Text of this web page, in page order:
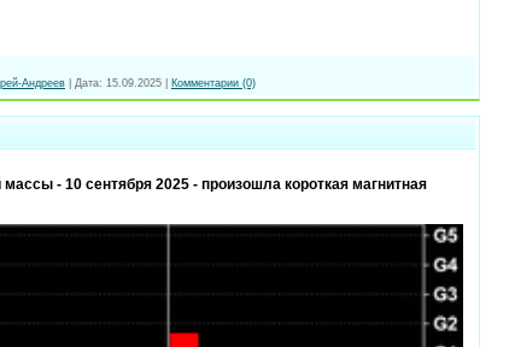
Андреев Дата: 15.09.2025 Комментарии (0)
- 10 сентября 2025 - произошла короткая магнитная